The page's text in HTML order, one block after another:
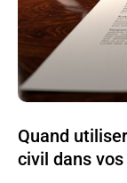
Quand
civil dans